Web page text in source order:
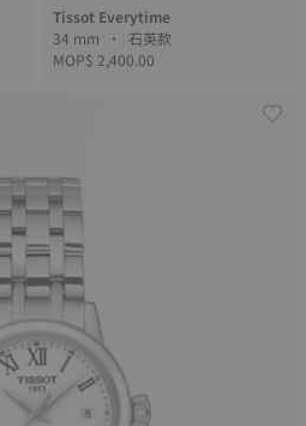
Tissot Everytime
34 mm • 石英款
MOP$ 2,400.00